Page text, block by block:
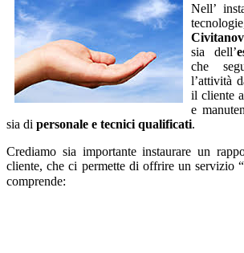
Nell’
sia dell’
che
l’attività
il cliente
e
sia di personale e tecnici qualificati.
Crediamo sia importante instaurare un
cliente, che ci permette di offrire un servizio “
comprende: